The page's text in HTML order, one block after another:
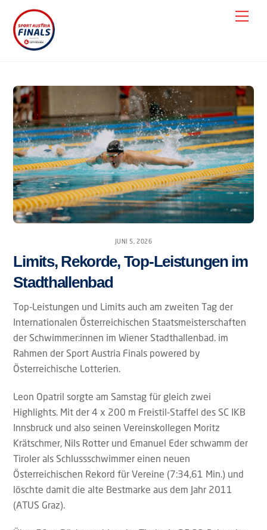
content
JUNI 5, 2026
Limits, Rekorde, Top-Leistungen im
Stadthallenbad
Top-Leistungen und Limits auch am zweiten Tag der
Internationalen Österreichischen Staatsmeisterschaften
der Schwimmer:innen im Wiener Stadthallenbad. im
Rahmen der Sport Austria Finals powered by
Österreichische Lotterien.
Leon Opatril sorgte am Samstag für gleich zwei
Highlights. Mit der 4 x 200 m Freistil-Staffel des SC IKB
Innsbruck und also seinen Vereinskollegen Moritz
Krätschmer, Nils Rotter und Emanuel Eder schwamm der
Tiroler als Schlussschwimmer einen neuen
Österreichischen Rekord für Vereine (7:34,61 Min.) und
löschte damit die alte Bestmarke aus dem Jahr 2011
(ATUS Graz).